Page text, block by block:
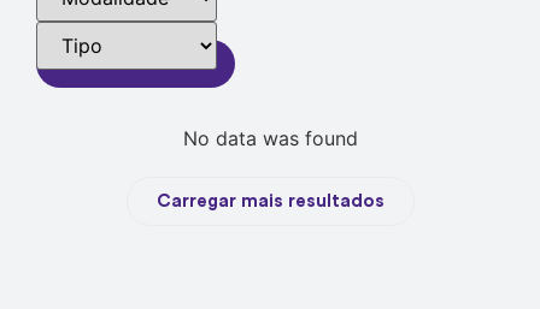
Filtrar resultados
No data was found
Carregar mais resultados